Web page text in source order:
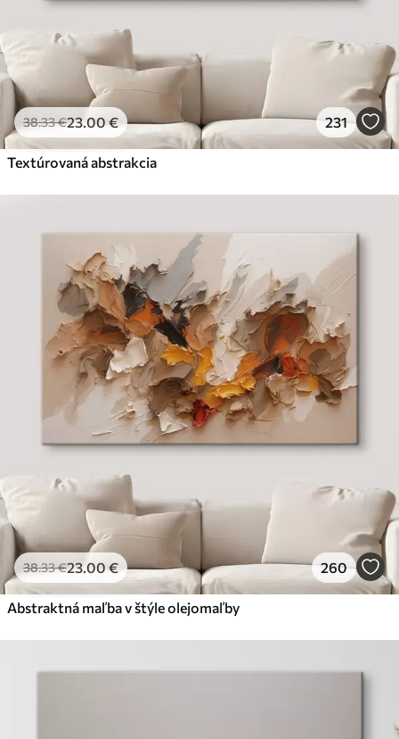
38.33€23.00€ 231
Textúrovaná abstrakcia
38.33€23.00€ 260
Abstraktná maľba v štýle olejomaľby